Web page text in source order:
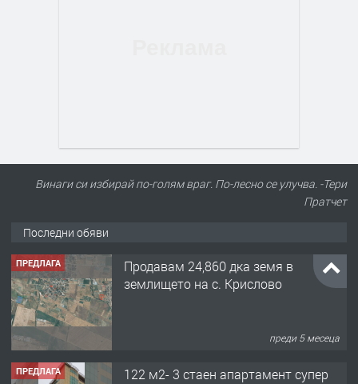
Винаги си избирай по-голям враг. По-лесно се улучва. -Тери
Пратчет
Последни обяви
ПРЕДЛАГА
122 м2- 3 стаен апартамент супер
център Асеновград- 169 500 €.
преди 3 месеца
ПРЕДЛАГА Ретро Остъклена врата